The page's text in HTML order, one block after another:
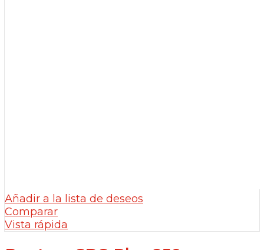
Añadir a la lista de deseos
Comparar
Vista rápida